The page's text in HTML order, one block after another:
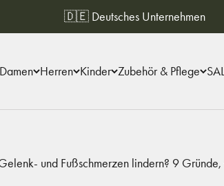
🇩🇪 Deutsches Unternehmen
Damen Herren Kinder Zubehör & Pflege
und Fußschmerzen lindern? 9